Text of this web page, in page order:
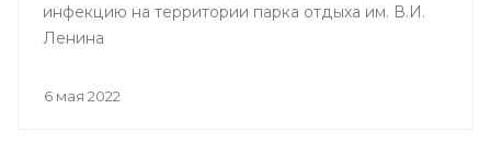
инфекцию на территории парка отдыха им. В.И.
Ленина
6 мая 2022